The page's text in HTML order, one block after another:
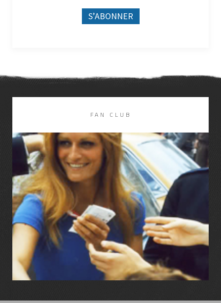
FAN CLUB
LIRE LA SUITE